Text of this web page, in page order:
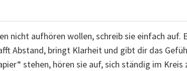
nicht aufhören wollen, schreib sie einfach
Abstand, bringt Klarheit und gibt dir das
stehen, hören sie auf, sich ständig im Kreis